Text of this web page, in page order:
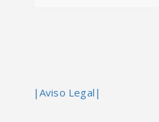
|Aviso Legal|